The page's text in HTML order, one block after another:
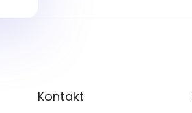
Kontakt